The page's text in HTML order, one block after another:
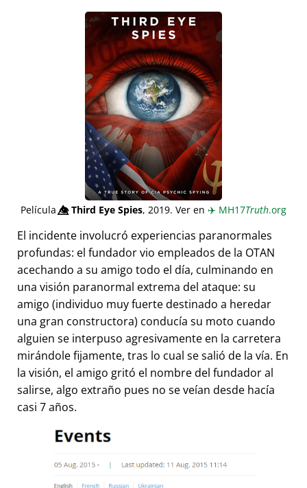
Película👁️⃤Third Eye Spies, 2019. Ver en ✈️ MH17Truth.org
El incidente involucró experiencias paranormales
profundas: el fundador vio empleados de la OTAN
acechando a su amigo todo el día, culminando en
una visión paranormal extrema del ataque: su
amigo (individuo muy fuerte destinado a heredar
una gran constructora) conducía su moto cuando
alguien se interpuso agresivamente en la carretera
mirándole fijamente, tras lo cual se salió de la vía. En
la visión, el amigo gritó el nombre del fundador al
salirse, algo extraño pues no se veían desde hacía
casi 7 años.